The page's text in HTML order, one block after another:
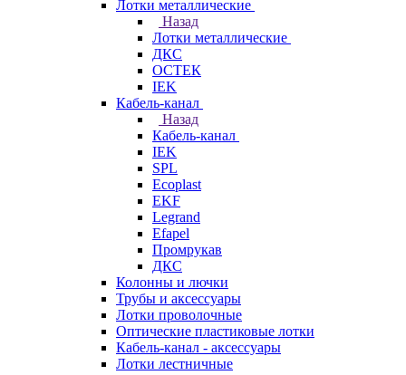
Лотки металлические
Назад
Лотки металлические
ДКС
ОСТЕК
IEK
Кабель-канал
Назад
Кабель-канал
IEK
SPL
Ecoplast
EKF
Legrand
Efapel
Промрукав
ДКС
Колонны и лючки
Трубы и аксессуары
Лотки проволочные
Оптические пластиковые лотки
Кабель-канал - аксессуары
Лотки лестничные